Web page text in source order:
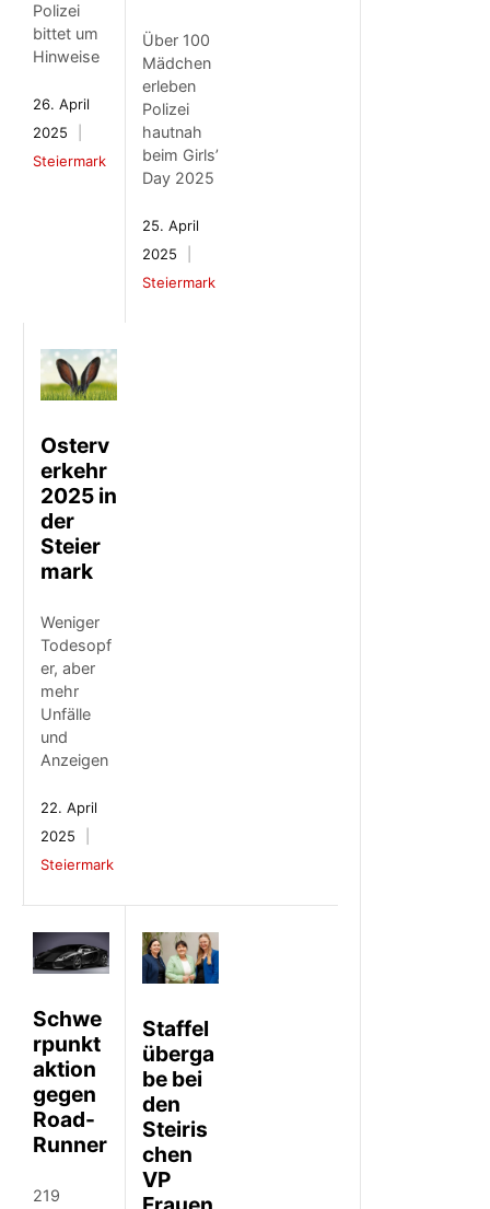
Polizei
bittet um
Hinweise
26. April
2025
Steiermark
Über 100
Mädchen
erleben
Polizei
hautnah
beim Girls’
Day 2025
25. April
2025
Steiermark
Osterv
erkehr
2025 in
der
Steier
mark
Weniger
Todesopf
er, aber
mehr
Unfälle
und
Anzeigen
22. April
2025
Steiermark
Schwe
rpunkt
aktion
gegen
Road-
Runner
219
Staffel
überga
be bei
den
Steiris
chen
VP